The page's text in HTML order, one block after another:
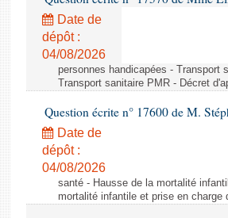
Date de
dépôt :
04/08/2026
personnes handicapées - Transport
Transport sanitaire PMR - Décret
Question écrite n° 17600 de M.
Date de
dépôt :
04/08/2026
santé - Hausse de la mortalité
mortalité infantile et prise en charge